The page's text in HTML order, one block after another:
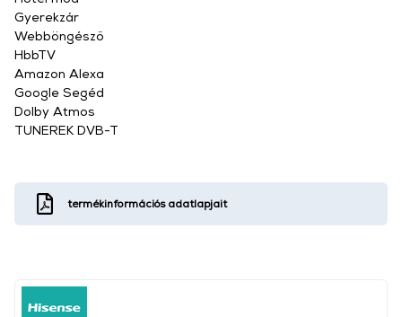
Gyerekzár
Webböngésző
HbbTV
Amazon Alexa
Google Segéd
Dolby Atmos
TUNEREK DVB-T
termékinformációs adatlapjait